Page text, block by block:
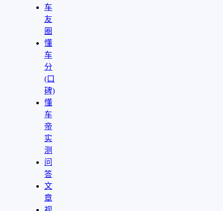
车
友
圈
懂
车
分
(口
碑)
懂
车
帝
实
测
问
答
文
章